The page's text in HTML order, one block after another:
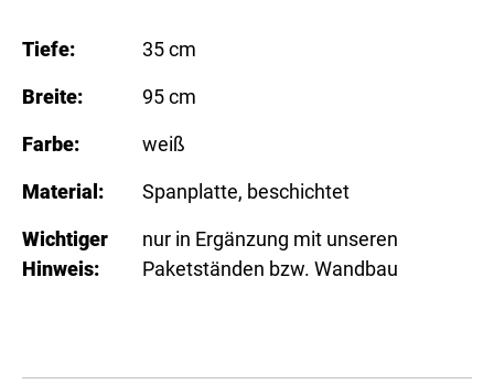
Tiefe: 35 cm
Breite: 95 cm
Farbe: weiß
Material: Spanplatte, beschichtet
Wichtiger
Hinweis:
nur in Ergänzung mit unseren
Paketständen bzw. Wandbau